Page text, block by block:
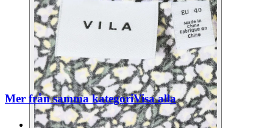
Mer från samma kategoriVisa alla